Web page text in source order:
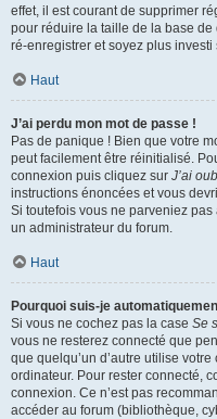
effet, il est courant de supprimer
pour réduire la taille de la base
ré-enregistrer et soyez plus investi
Haut
J’ai perdu mon mot de passe !
Pas de panique ! Bien que votre
peut facilement être réinitialisé.
connexion puis cliquez sur J’ai
instructions énoncées et vous
Si toutefois vous ne parveniez
un administrateur du forum.
Haut
Pourquoi suis-je
Si vous ne cochez pas la case Se
vous ne resterez connecté que
que quelqu’un d’autre utilise
ordinateur. Pour rester connecté,
connexion. Ce n’est pas
accéder au forum (bibliothèque,